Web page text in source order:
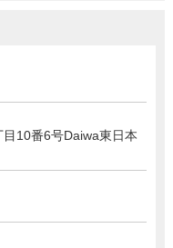
10番6号Daiwa東日本